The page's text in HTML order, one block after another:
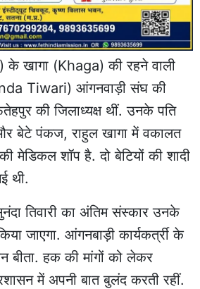
खागा (Khaga) की रहने वाली
Tiwari) आंगनवाड़ी संघ की
की जिलाध्यक्ष थीं. उनके पति
और बेटे पंकज, राहुल खागा में वकालत
मेडिकल शॉप है. दो बेटियों की शादी
थी.
तिवारी का अंतिम संस्कार उनके
जाएगा. आंगनबाड़ी कार्यकर्त्री के
बीता. हक की मांगों को लेकर
में अपनी बात बुलंद करती रहीं.